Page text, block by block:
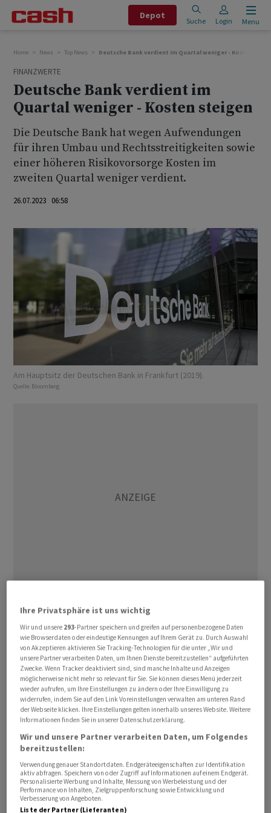
Depot
Suche Login Menu
Home News Top News Deutsche Bank verdient im Quartal weniger - Kosten
FINANZWERTE
Deutsche Bank verdient im
Quartal weniger - Kosten steigen
Die Deutsche Bank hat wegen Aufwendungen
für ihren Umbau und Rechtsstreitigkeiten sowie
einer höheren Risikovorsorge Kosten im
zweiten Quartal weniger verdient.
26.07.2023 06:58
Am Hauptsitz der Deutschen Bank in Frankfurt (2019).
Quelle: Bloomberg
Deutschlands grösstes Geldhaus fuhr im zweiten
Jahresviertel unter dem Strich und nach Anteilen
Dritter einen Gewinn von 763 Millionen Euro ein nach
einer Milliarde Euro vor Jahresfrist, wie das Institut am
Mittwoch mitteilte. Dies übertraf aber die Erwartungen
der Analysten deutlich, die im Schnitt mit 571 Millionen
Euro gerechnet hatten. Die Deutsche Bank konnte
damit das zwölfte Gewinnquartal in Folge ausweisen.
Am Dienstagabend hatte das Geldhaus angekündigt,
2023 für bis zu 450 Millionen Euro eigene Aktien
zurückkaufen zu wollen und damit Kapital an die
Aktionäre zurückzugeben. "Wir sind im ersten Halbjahr
2023 erneut in allen Geschäftsbereichen dynamisch
Ihre Privatsphäre ist uns wichtig
Wir und unsere 293-Partner speichern und greifen auf personenbezogene Daten
wie Browserdaten oder eindeutige Kennungen auf Ihrem Gerät zu. Durch Auswahl
von Akzeptieren aktivieren Sie Tracking-Technologien für die unter „Wir und
unsere Partner verarbeiten Daten, um Ihnen Dienste bereitzustellen“ aufgeführten
Zwecke. Wenn Tracker deaktiviert sind, sind manche Inhalte und Anzeigen
möglicherweise nicht mehr so relevant für Sie. Sie können dieses Menü jederzeit
wieder aufrufen, um Ihre Einstellungen zu ändern oder Ihre Einwilligung zu
widerrufen, indem Sie auf den Link Voreinstellungen verwalten am unteren Rand
der Webseite klicken. Ihre Einstellungen gelten innerhalb unseres Website. Weitere
Informationen finden Sie in unserer Datenschutzerklärung.
Wir und unsere Partner verarbeiten Daten, um Folgendes
bereitzustellen:
Verwendung genauer Standortdaten. Endgeräteeigenschaften zur Identifikation
aktiv abfragen. Speichern von oder Zugriff auf Informationen auf einem Endgerät.
Personalisierte Werbung und Inhalte, Messung von Werbeleistung und der
Performance von Inhalten, Zielgruppenforschung sowie Entwicklung und
Verbesserung von Angeboten.
Liste der Partner (Lieferanten)